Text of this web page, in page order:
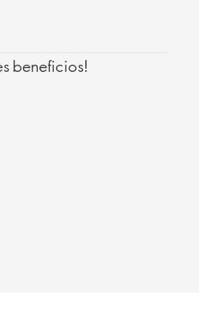
beneficios!